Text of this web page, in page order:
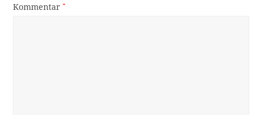
Kommentar*